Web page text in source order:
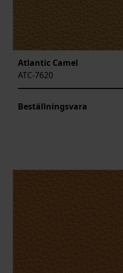
Atlantic Camel
ATC-7620
Beställningsvara